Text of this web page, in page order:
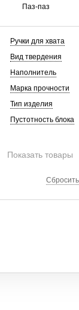
Паз-паз
Ручки для хвата
Вид твердения
Наполнитель
Марка прочности
Тип изделия
Пустотность блока
Показать товары